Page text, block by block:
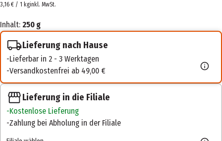
3,16 € / 1 kginkl. MwSt.
Inhalt: 250 g
Lieferung nach Hause
Lieferbar in 2 - 3 Werktagen
Versandkostenfrei ab 49,00 €
Lieferung in die Filiale
Kostenlose Lieferung
Zahlung bei Abholung in der Filiale